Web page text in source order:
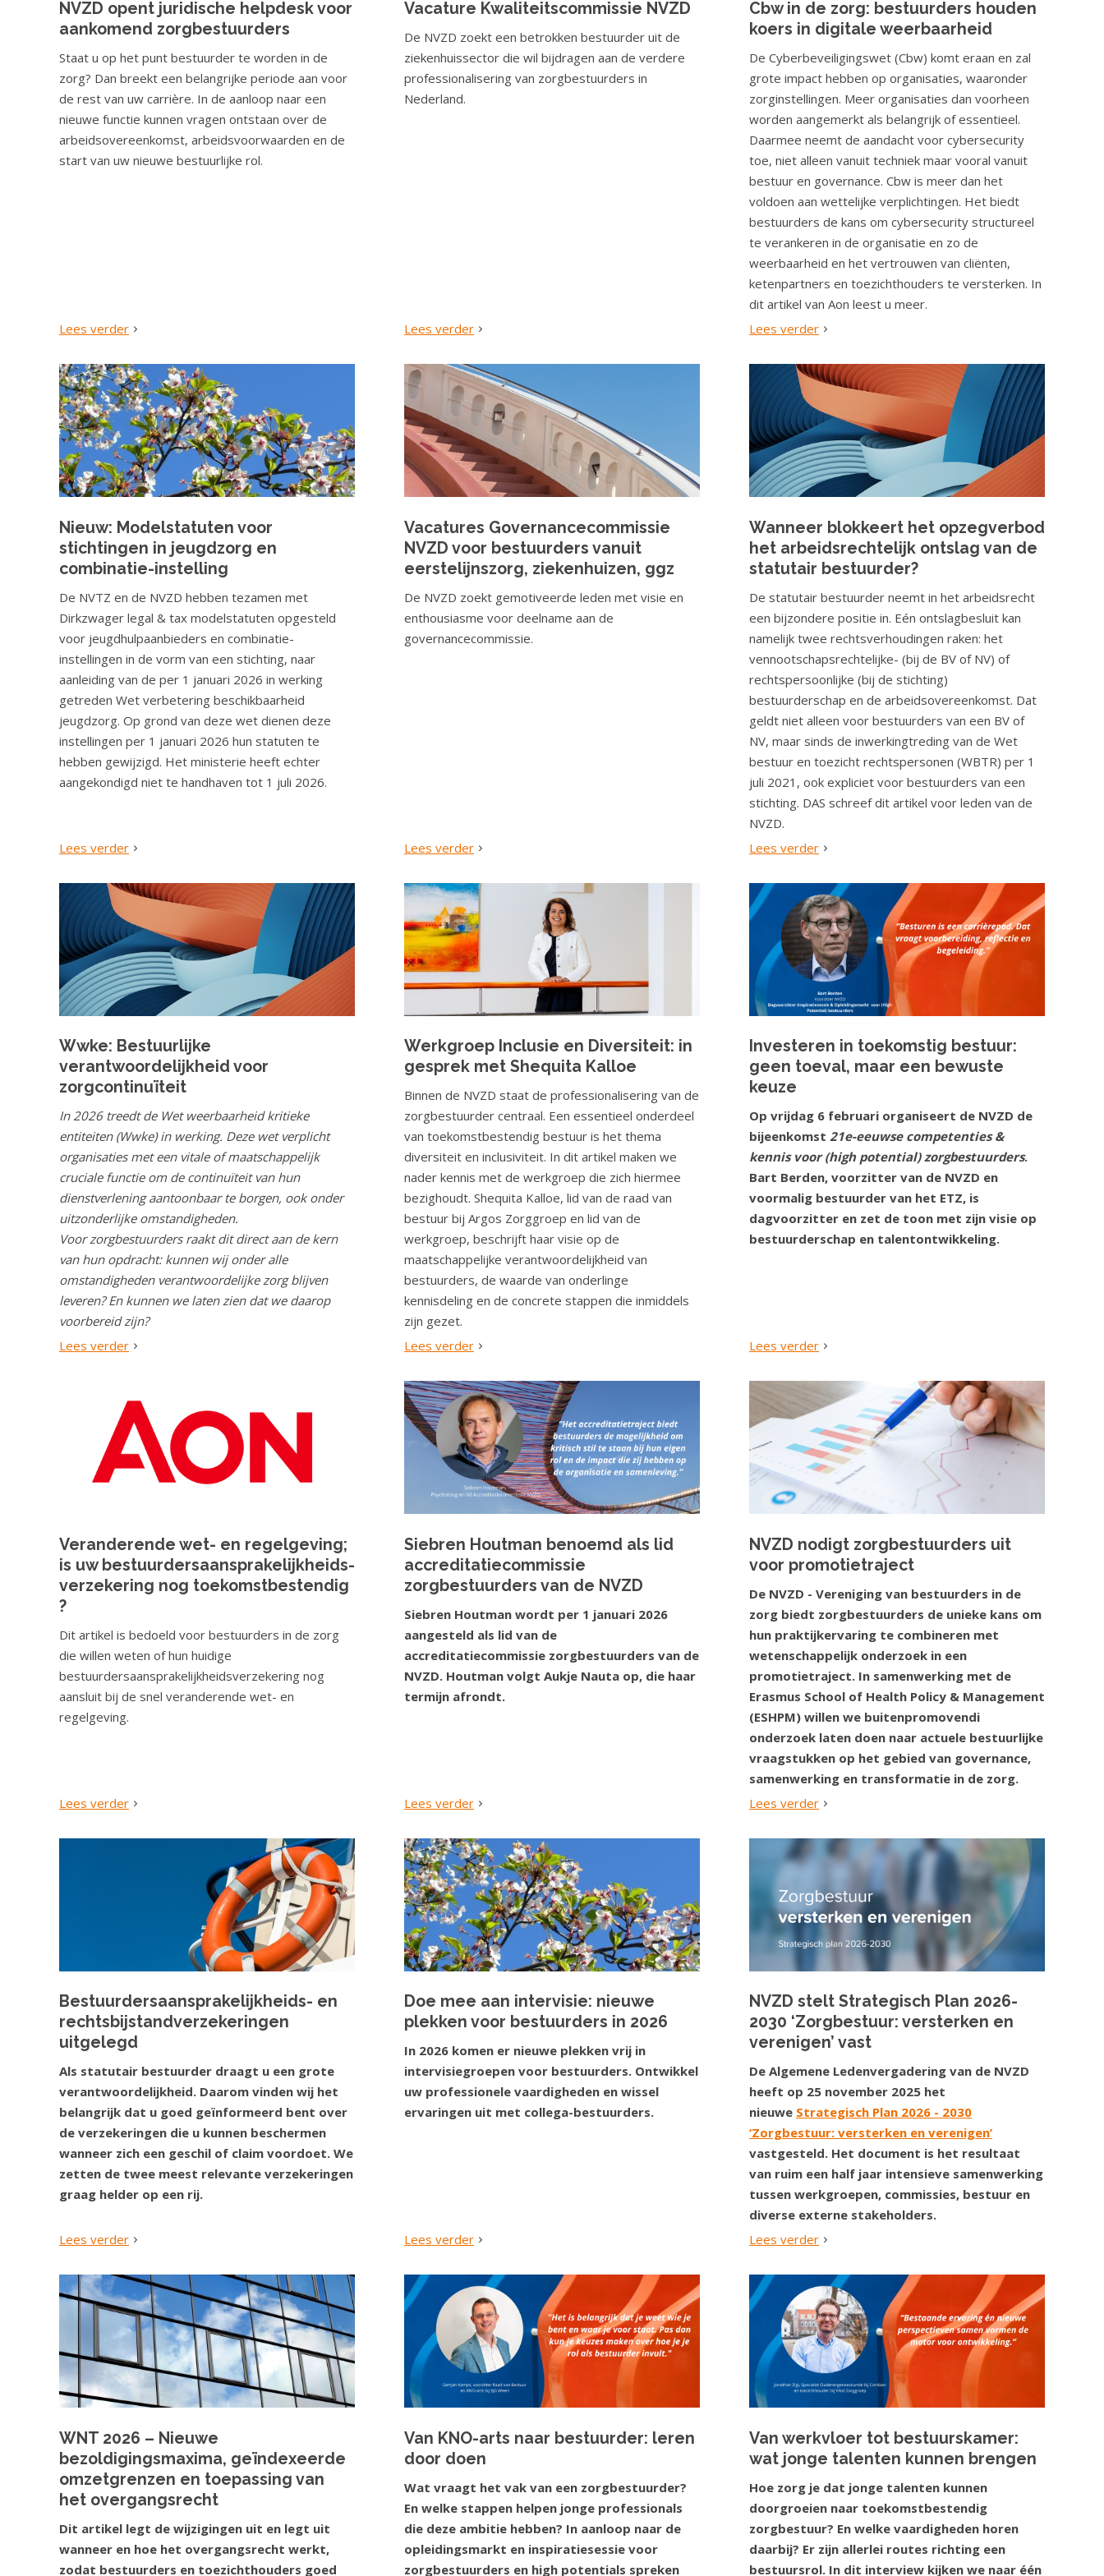
NVZD opent juridische helpdesk voor
aankomend zorgbestuurders
Staat u op het punt bestuurder te worden in de
zorg? Dan breekt een belangrijke periode aan voor
de rest van uw carrière. In de aanloop naar een
nieuwe functie kunnen vragen ontstaan over de
arbeidsovereenkomst, arbeidsvoorwaarden en de
start van uw nieuwe bestuurlijke rol.
Lees verder
Vacature Kwaliteitscommissie NVZD
De NVZD zoekt een betrokken bestuurder uit de
ziekenhuissector die wil bijdragen aan de verdere
professionalisering van zorgbestuurders in
Nederland.
Lees verder
Cbw in de zorg: bestuurders houden
koers in digitale weerbaarheid
De Cyberbeveiligingswet (Cbw) komt eraan en zal
grote impact hebben op organisaties, waaronder
zorginstellingen. Meer organisaties dan voorheen
worden aangemerkt als belangrijk of essentieel.
Daarmee neemt de aandacht voor cybersecurity
toe, niet alleen vanuit techniek maar vooral vanuit
bestuur en governance. Cbw is meer dan het
voldoen aan wettelijke verplichtingen. Het biedt
bestuurders de kans om cybersecurity structureel
te verankeren in de organisatie en zo de
weerbaarheid en het vertrouwen van cliënten,
ketenpartners en toezichthouders te versterken. In
dit artikel van Aon leest u meer.
Lees verder
Nieuw: Modelstatuten voor
stichtingen in jeugdzorg en
combinatie-instelling
De NVTZ en de NVZD hebben tezamen met
Dirkzwager legal & tax modelstatuten opgesteld
voor jeugdhulpaanbieders en combinatie-
instellingen in de vorm van een stichting, naar
aanleiding van de per 1 januari 2026 in werking
getreden Wet verbetering beschikbaarheid
jeugdzorg. Op grond van deze wet dienen deze
instellingen per 1 januari 2026 hun statuten te
hebben gewijzigd. Het ministerie heeft echter
aangekondigd niet te handhaven tot 1 juli 2026.
Lees verder
Vacatures Governancecommissie
NVZD voor bestuurders vanuit
eerstelijnszorg, ziekenhuizen, ggz
De NVZD zoekt gemotiveerde leden met visie en
enthousiasme voor deelname aan de
governancecommissie.
Lees verder
Wanneer blokkeert het opzegverbod
het arbeidsrechtelijk ontslag van de
statutair bestuurder?
De statutair bestuurder neemt in het arbeidsrecht
een bijzondere positie in. Eén ontslagbesluit kan
namelijk twee rechtsverhoudingen raken: het
vennootschapsrechtelijke- (bij de BV of NV) of
rechtspersoonlijke (bij de stichting)
bestuurderschap en de arbeidsovereenkomst. Dat
geldt niet alleen voor bestuurders van een BV of
NV, maar sinds de inwerkingtreding van de Wet
bestuur en toezicht rechtspersonen (WBTR) per 1
juli 2021, ook expliciet voor bestuurders van een
stichting. DAS schreef dit artikel voor leden van de
NVZD.
Lees verder
Wwke: Bestuurlijke
verantwoordelijkheid voor
zorgcontinuïteit
In 2026 treedt de Wet weerbaarheid kritieke
entiteiten (Wwke) in werking. Deze wet verplicht
organisaties met een vitale of maatschappelijk
cruciale functie om de continuïteit van hun
dienstverlening aantoonbaar te borgen, ook onder
uitzonderlijke omstandigheden.
Voor zorgbestuurders raakt dit direct aan de kern
van hun opdracht: kunnen wij onder alle
omstandigheden verantwoordelijke zorg blijven
leveren? En kunnen we laten zien dat we daarop
voorbereid zijn?
Lees verder
Werkgroep Inclusie en Diversiteit: in
gesprek met Shequita Kalloe
Binnen de NVZD staat de professionalisering van de
zorgbestuurder centraal. Een essentieel onderdeel
van toekomstbestendig bestuur is het thema
diversiteit en inclusiviteit. In dit artikel maken we
nader kennis met de werkgroep die zich hiermee
bezighoudt. Shequita Kalloe, lid van de raad van
bestuur bij Argos Zorggroep en lid van de
werkgroep, beschrijft haar visie op de
maatschappelijke verantwoordelijkheid van
bestuurders, de waarde van onderlinge
kennisdeling en de concrete stappen die inmiddels
zijn gezet.
Lees verder
Investeren in toekomstig bestuur:
geen toeval, maar een bewuste
keuze
Op vrijdag 6 februari organiseert de NVZD de
bijeenkomst 21e-eeuwse competenties &
kennis voor (high potential) zorgbestuurders.
Bart Berden, voorzitter van de NVZD en
voormalig bestuurder van het ETZ, is
dagvoorzitter en zet de toon met zijn visie op
bestuurderschap en talentontwikkeling.
Lees verder
Veranderende wet- en regelgeving;
is uw bestuurdersaansprakelijkheids-
verzekering nog toekomstbestendig
?
Dit artikel is bedoeld voor bestuurders in de zorg
die willen weten of hun huidige
bestuurdersaansprakelijkheidsverzekering nog
aansluit bij de snel veranderende wet- en
regelgeving.
Lees verder
Siebren Houtman benoemd als lid
accreditatiecommissie
zorgbestuurders van de NVZD
Siebren Houtman wordt per 1 januari 2026
aangesteld als lid van de
accreditatiecommissie zorgbestuurders van de
NVZD. Houtman volgt Aukje Nauta op, die haar
termijn afrondt.
Lees verder
NVZD nodigt zorgbestuurders uit
voor promotietraject
De NVZD - Vereniging van bestuurders in de
zorg biedt zorgbestuurders de unieke kans om
hun praktijkervaring te combineren met
wetenschappelijk onderzoek in een
promotietraject. In samenwerking met de
Erasmus School of Health Policy & Management
(ESHPM) willen we buitenpromovendi
onderzoek laten doen naar actuele bestuurlijke
vraagstukken op het gebied van governance,
samenwerking en transformatie in de zorg.
Lees verder
Bestuurdersaansprakelijkheids- en
rechtsbijstandverzekeringen
uitgelegd
Als statutair bestuurder draagt u een grote
verantwoordelijkheid. Daarom vinden wij het
belangrijk dat u goed geïnformeerd bent over
de verzekeringen die u kunnen beschermen
wanneer zich een geschil of claim voordoet. We
zetten de twee meest relevante verzekeringen
graag helder op een rij.
Lees verder
Doe mee aan intervisie: nieuwe
plekken voor bestuurders in 2026
In 2026 komen er nieuwe plekken vrij in
intervisiegroepen voor bestuurders. Ontwikkel
uw professionele vaardigheden en wissel
ervaringen uit met collega-bestuurders.
Lees verder
NVZD stelt Strategisch Plan 2026-
2030 ‘Zorgbestuur: versterken en
verenigen’ vast
De Algemene Ledenvergadering van de NVZD
heeft op 25 november 2025 het
nieuwe Strategisch Plan 2026 - 2030
‘Zorgbestuur: versterken en verenigen’
vastgesteld. Het document is het resultaat
van ruim een half jaar intensieve samenwerking
tussen werkgroepen, commissies, bestuur en
diverse externe stakeholders.
Lees verder
WNT 2026 – Nieuwe
bezoldigingsmaxima, geïndexeerde
omzetgrenzen en toepassing van
het overgangsrecht
Dit artikel legt de wijzigingen uit en legt uit
wanneer en hoe het overgangsrecht werkt,
zodat bestuurders en toezichthouders goed
Van KNO-arts naar bestuurder: leren
door doen
Wat vraagt het vak van een zorgbestuurder?
En welke stappen helpen jonge professionals
die deze ambitie hebben? In aanloop naar de
opleidingsmarkt en inspiratiesessie voor
zorgbestuurders en high potentials spreken
Van werkvloer tot bestuurskamer:
wat jonge talenten kunnen brengen
Hoe zorg je dat jonge talenten kunnen
doorgroeien naar toekomstbestendig
zorgbestuur? En welke vaardigheden horen
daarbij? Er zijn allerlei routes richting een
bestuursrol. In dit interview kijken we naar één